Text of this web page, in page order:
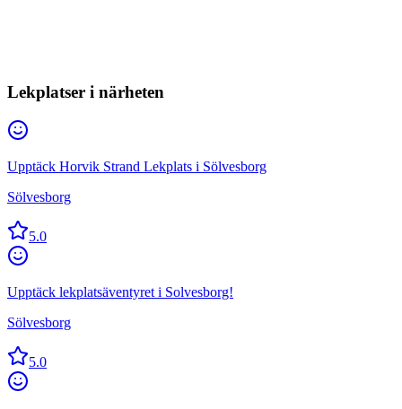
Lekplatser i närheten
Upptäck Horvik Strand Lekplats i Sölvesborg
Sölvesborg
5.0
Upptäck lekplatsäventyret i Solvesborg!
Sölvesborg
5.0